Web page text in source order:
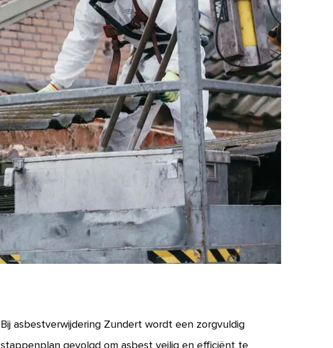
Bij asbestverwijdering Zundert wordt een zorgvuldig
stappenplan gevolgd om asbest veilig en efficiënt te